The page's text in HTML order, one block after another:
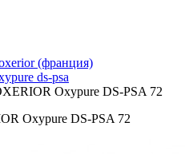
(франция)
ds-psa
Oxypure DS-PSA 72
Oxypure DS-PSA 72